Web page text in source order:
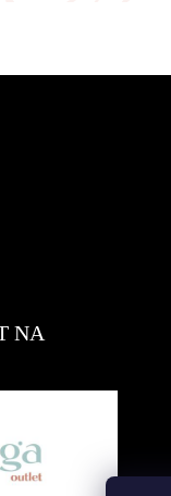
NA